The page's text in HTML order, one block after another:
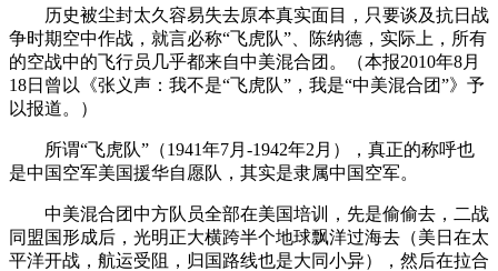
历史被尘封太久容易失去原本真实面目，只要谈及抗日战
争时期空中作战，就言必称“飞虎队”、陈纳德，实际上，所有
的空战中的飞行员几乎都来自中美混合团。（本报2010年8月
18日曾以《张义声：我不是“飞虎队”，我是“中美混合团”》予
以报道。）
所谓“飞虎队”（1941年7月-1942年2月），真正的称呼也
是中国空军美国援华自愿队，其实是隶属中国空军。
中美混合团中方队员全部在美国培训，先是偷偷去，二战
同盟国形成后，光明正大横跨半个地球飘洋过海去（美日在太
平洋开战，航运受阻，归国路线也是大同小异），然后在拉合